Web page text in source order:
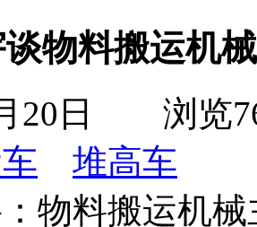
物料搬运机
20日 浏览
堆高车
物料搬运机